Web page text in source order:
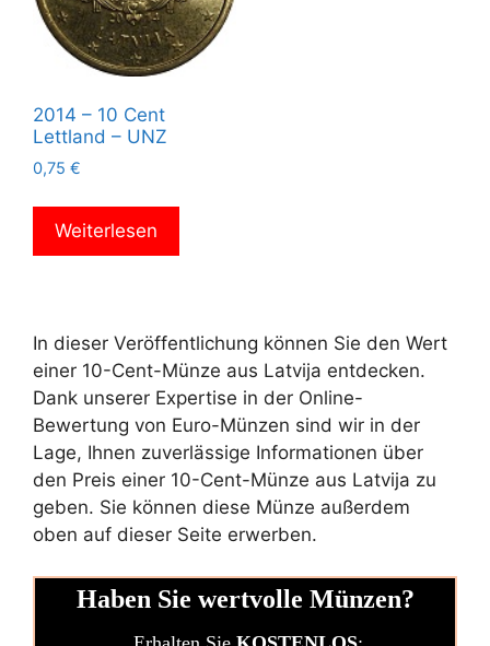
2014 – 10 Cent
Lettland – UNZ
0,75 €
Weiterlesen
In dieser Veröffentlichung können Sie den Wert
einer 10-Cent-Münze aus Latvija entdecken.
Dank unserer Expertise in der Online-
Bewertung von Euro-Münzen sind wir in der
Lage, Ihnen zuverlässige Informationen über
den Preis einer 10-Cent-Münze aus Latvija zu
geben. Sie können diese Münze außerdem
oben auf dieser Seite erwerben.